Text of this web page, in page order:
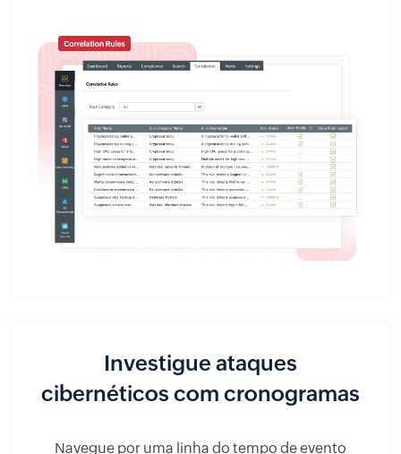
Investigue ataques
cibernéticos com cronogramas
Navegue por uma linha do tempo de evento